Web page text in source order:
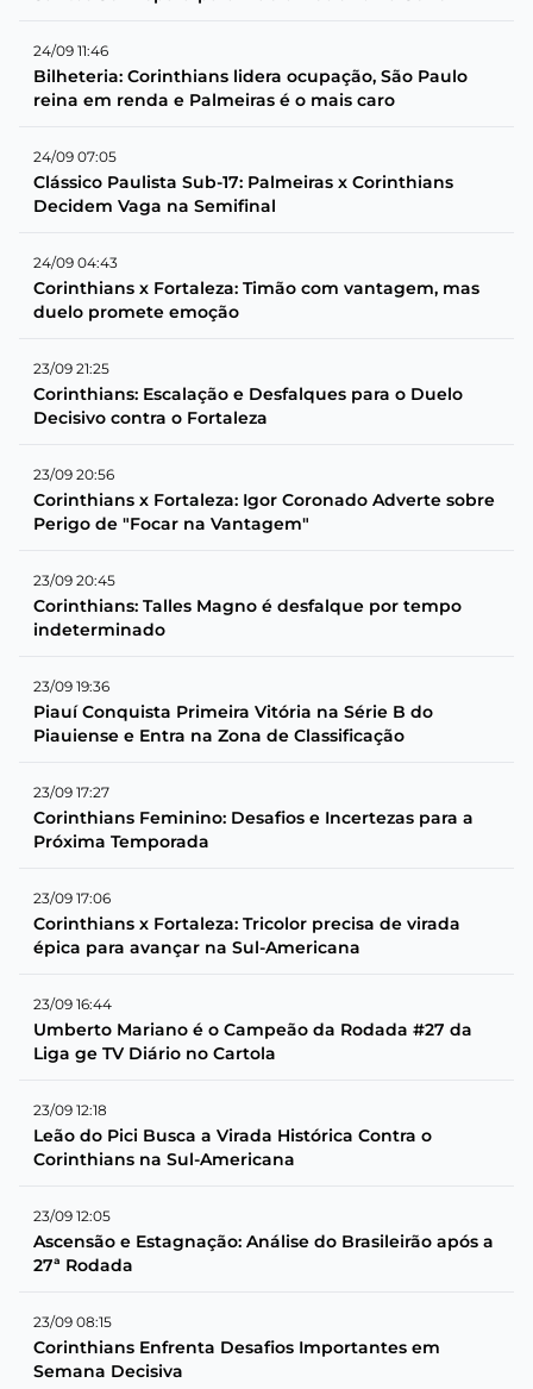
24/09 11:46
Bilheteria: Corinthians lidera ocupação, São Paulo
reina em renda e Palmeiras é o mais caro
24/09 07:05
Clássico Paulista Sub-17: Palmeiras x Corinthians
Decidem Vaga na Semifinal
24/09 04:43
Corinthians x Fortaleza: Timão com vantagem, mas
duelo promete emoção
23/09 21:25
Corinthians: Escalação e Desfalques para o Duelo
Decisivo contra o Fortaleza
23/09 20:56
Corinthians x Fortaleza: Igor Coronado Adverte sobre
Perigo de "Focar na Vantagem"
23/09 20:45
Corinthians: Talles Magno é desfalque por tempo
indeterminado
23/09 19:36
Piauí Conquista Primeira Vitória na Série B do
Piauiense e Entra na Zona de Classificação
23/09 17:27
Corinthians Feminino: Desafios e Incertezas para a
Próxima Temporada
23/09 17:06
Corinthians x Fortaleza: Tricolor precisa de virada
épica para avançar na Sul-Americana
23/09 16:44
Umberto Mariano é o Campeão da Rodada #27 da
Liga ge TV Diário no Cartola
23/09 12:18
Leão do Pici Busca a Virada Histórica Contra o
Corinthians na Sul-Americana
23/09 12:05
Ascensão e Estagnação: Análise do Brasileirão após a
27ª Rodada
23/09 08:15
Corinthians Enfrenta Desafios Importantes em
Semana Decisiva